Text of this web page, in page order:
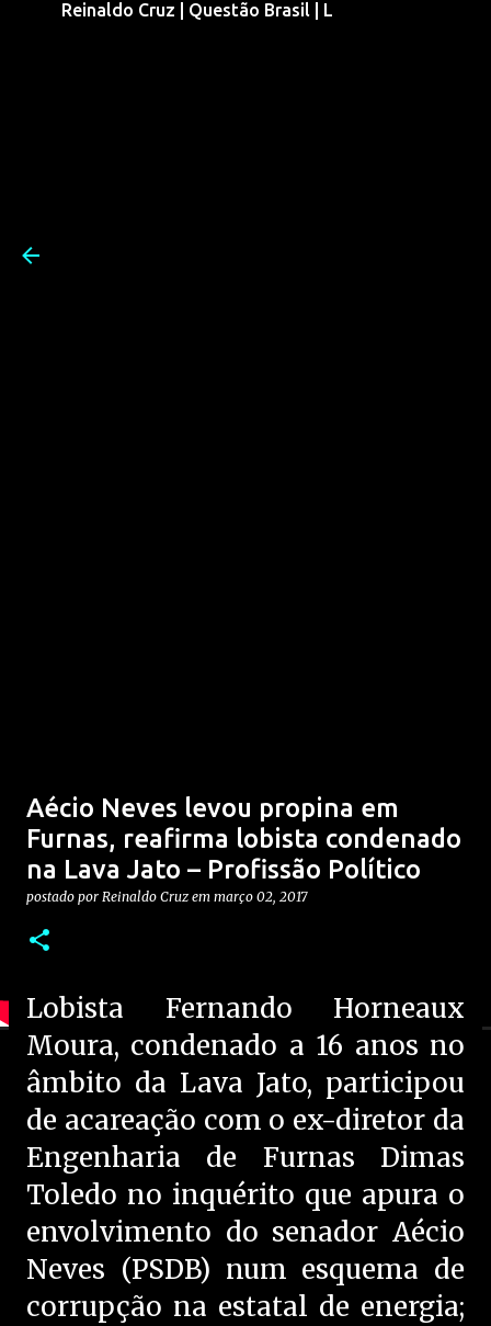
Reinaldo Cruz | Questão Brasil | L
Aécio Neves levou propina em
Furnas, reafirma lobista condenado
na Lava Jato – Profissão Político
postado por Reinaldo Cruz em março 02, 2017
Lobista Fernando Horneaux
Moura, condenado a 16 anos no
âmbito da Lava Jato, participou
de acareação com o ex-diretor da
Engenharia de Furnas Dimas
Toledo no inquérito que apura o
envolvimento do senador Aécio
Neves (PSDB) num esquema de
corrupção na estatal de energia;